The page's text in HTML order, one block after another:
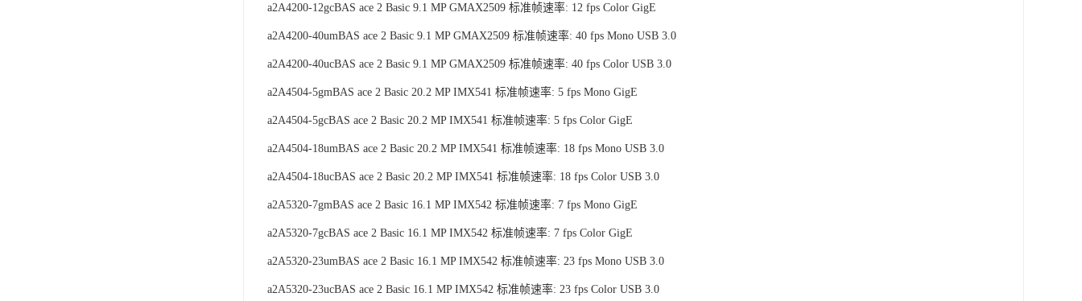
a2A4200-12gcBAS ace 2 Basic 9.1 MP GMAX2509 标准帧速率: 12 fps Color GigE
a2A4200-40umBAS ace 2 Basic 9.1 MP GMAX2509 标准帧速率: 40 fps Mono USB 3.0
a2A4200-40ucBAS ace 2 Basic 9.1 MP GMAX2509 标准帧速率: 40 fps Color USB 3.0
a2A4504-5gmBAS ace 2 Basic 20.2 MP IMX541 标准帧速率: 5 fps Mono GigE
a2A4504-5gcBAS ace 2 Basic 20.2 MP IMX541 标准帧速率: 5 fps Color GigE
a2A4504-18umBAS ace 2 Basic 20.2 MP IMX541 标准帧速率: 18 fps Mono USB 3.0
a2A4504-18ucBAS ace 2 Basic 20.2 MP IMX541 标准帧速率: 18 fps Color USB 3.0
a2A5320-7gmBAS ace 2 Basic 16.1 MP IMX542 标准帧速率: 7 fps Mono GigE
a2A5320-7gcBAS ace 2 Basic 16.1 MP IMX542 标准帧速率: 7 fps Color GigE
a2A5320-23umBAS ace 2 Basic 16.1 MP IMX542 标准帧速率: 23 fps Mono USB 3.0
a2A5320-23ucBAS ace 2 Basic 16.1 MP IMX542 标准帧速率: 23 fps Color USB 3.0